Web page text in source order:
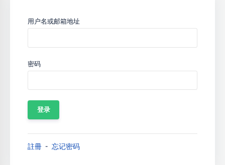
用户名或邮箱地址
密码
註冊 忘记密码